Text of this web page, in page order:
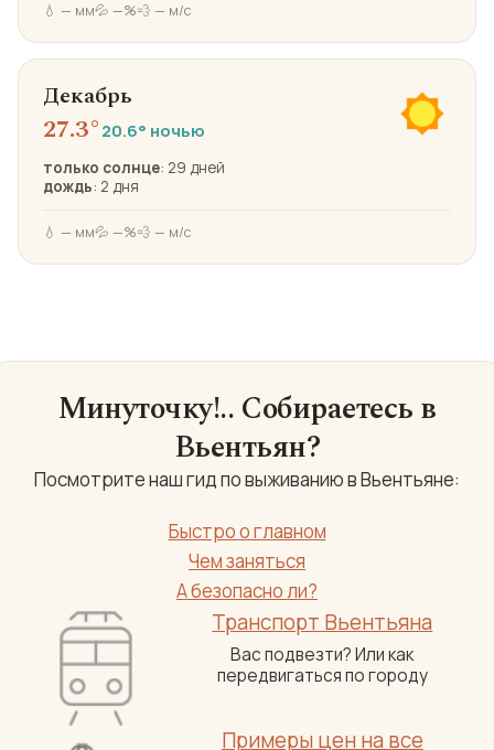
💧 — мм💦 —%💨 — м/с
Декабрь
27.3°20.6° ночью
только солнце: 29 дней
дождь: 2 дня
💧 — мм💦 —%💨 — м/с
Минуточку!.. Собираетесь в
Вьентьян?
Посмотрите наш гид по выживанию в Вьентьяне:
Быстро о главном
Чем заняться
А безопасно ли?
Транспорт Вьентьяна
Вас подвезти? Или как
передвигаться по городу
Примеры цен на все